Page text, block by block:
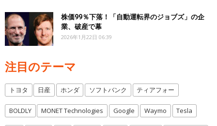
株価99％下落！「自動運転界のジョブズ」の企
業、破産で幕
2026年1月22日 06:39
注目のテーマ
トヨタ 日産 ホンダ ソフトバンク ティアフォー
BOLDLY MONET Technologies Google Waymo Tesla